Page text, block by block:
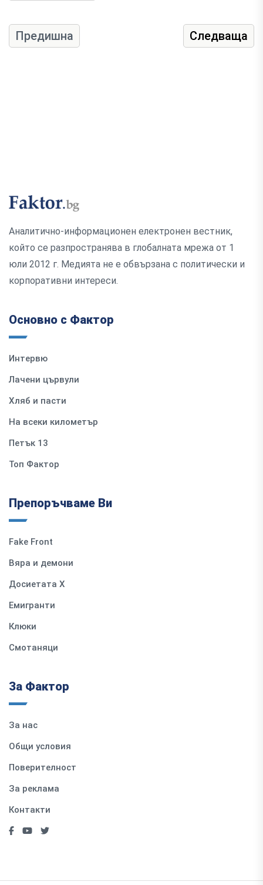
Предишна Следваща
Аналитично-информационен електронен вестник,
който се разпространява в глобалната мрежа от 1
юли 2012 г. Медията не е обвързана с политически и
корпоративни интереси.
Основно с Фактор
Интервю
Лачени цървули
Хляб и пасти
На всеки километър
Петък 13
Топ Фактор
Препоръчваме Ви
Fake Front
Вяра и демони
Досиетата Х
Емигранти
Клюки
Смотаняци
За Фактор
За нас
Общи условия
Поверителност
За реклама
Контакти